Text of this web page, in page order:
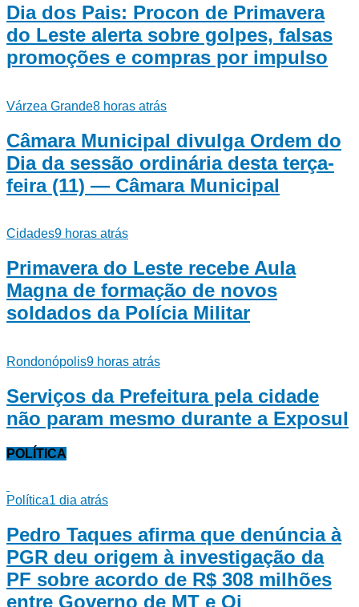
Dia dos Pais: Procon de Primavera
do Leste alerta sobre golpes, falsas
promoções e compras por impulso
Várzea Grande8 horas atrás
Câmara Municipal divulga Ordem do
Dia da sessão ordinária desta terça-
feira (11) — Câmara Municipal
Cidades9 horas atrás
Primavera do Leste recebe Aula
Magna de formação de novos
soldados da Polícia Militar
Rondonópolis9 horas atrás
Serviços da Prefeitura pela cidade
não param mesmo durante a Exposul
POLÍTICA
Política1 dia atrás
Pedro Taques afirma que denúncia à
PGR deu origem à investigação da
PF sobre acordo de R$ 308 milhões
entre Governo de MT e Oi